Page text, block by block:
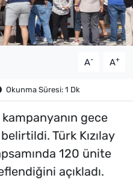
A- A+
Okunma Süresi: 1 Dk
gece
Türk Kızılay
120 ünite
açıkladı.